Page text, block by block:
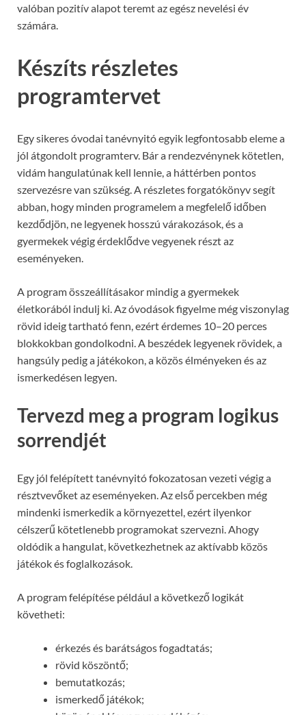
valóban pozitív alapot teremt az egész nevelési év
számára.
Készíts részletes
programtervet
Egy sikeres óvodai tanévnyitó egyik legfontosabb eleme a
jól átgondolt programterv. Bár a rendezvénynek kötetlen,
vidám hangulatúnak kell lennie, a háttérben pontos
szervezésre van szükség. A részletes forgatókönyv segít
abban, hogy minden programelem a megfelelő időben
kezdődjön, ne legyenek hosszú várakozások, és a
gyermekek végig érdeklődve vegyenek részt az
eseményeken.
A program összeállításakor mindig a gyermekek
életkorából indulj ki. Az óvodások figyelme még viszonylag
rövid ideig tartható fenn, ezért érdemes 10–20 perces
blokkokban gondolkodni. A beszédek legyenek rövidek, a
hangsúly pedig a játékokon, a közös élményeken és az
ismerkedésen legyen.
Tervezd meg a program logikus
sorrendjét
Egy jól felépített tanévnyitó fokozatosan vezeti végig a
résztvevőket az eseményeken. Az első percekben még
mindenki ismerkedik a környezettel, ezért ilyenkor
célszerű kötetlenebb programokat szervezni. Ahogy
oldódik a hangulat, következhetnek az aktívabb közös
játékok és foglalkozások.
A program felépítése például a következő logikát
követheti:
érkezés és barátságos fogadtatás;
rövid köszöntő;
bemutatkozás;
ismerkedő játékok;